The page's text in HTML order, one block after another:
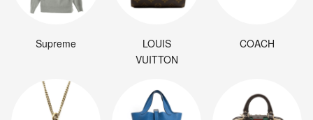
Supreme
LOUIS
VUITTON
COACH